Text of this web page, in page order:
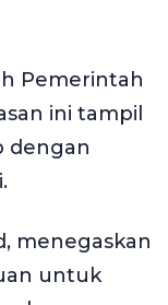
Pemerintah
ini tampil
dengan
menegaskan
untuk